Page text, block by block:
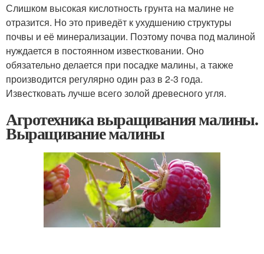
Слишком высокая кислотность грунта на малине не
отразится. Но это приведёт к ухудшению структуры
почвы и её минерализации. Поэтому почва под малиной
нуждается в постоянном известковании. Оно
обязательно делается при посадке малины, а также
производится регулярно один раз в 2-3 года.
Известковать лучше всего золой древесного угля.
Агротехника выращивания малины.
Выращивание малины